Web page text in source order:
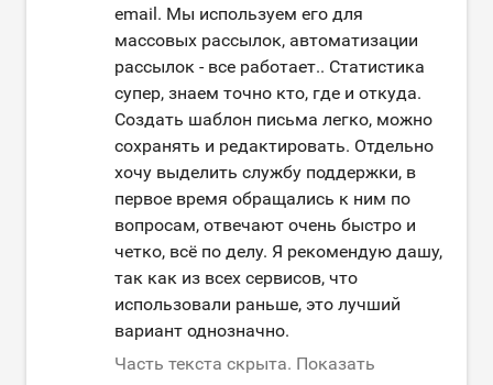
email. Мы используем его для
массовых рассылок, автоматизации
рассылок - все работает.. Статистика
супер, знаем точно кто, где и откуда.
Создать шаблон письма легко, можно
сохранять и редактировать. Отдельно
хочу выделить службу поддержки, в
первое время обращались к ним по
вопросам, отвечают очень быстро и
четко, всё по делу. Я рекомендую дашу,
так как из всех сервисов, что
использовали раньше, это лучший
вариант однозначно.
Часть текста скрыта. Показать